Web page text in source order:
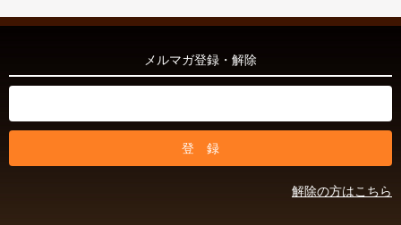
メルマガ登録・解除
解除の方はこちら